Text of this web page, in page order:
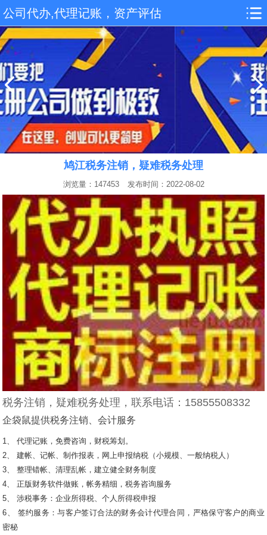
公司代办,代理记账，资产评估
鸠江税务注销，疑难税务处理
浏览量：147453 发布时间：2022-08-02
税务注销，疑难税务处理，联系电话：15855508332
企袋鼠提供税务注销、会计服务
1、 代理记账，免费咨询，财税筹划。
2、 建帐、记帐、制作报表，网上申报纳税（小规模、一般纳税人）
3、 整理错帐、清理乱帐，建立健全财务制度
4、 正版财务软件做账，帐务精细，税务咨询服务
5、 涉税事务：企业所得税、个人所得税申报
6、 签约服务：与客户签订合法的财务会计代理合同，严格保守客户的商业
密秘